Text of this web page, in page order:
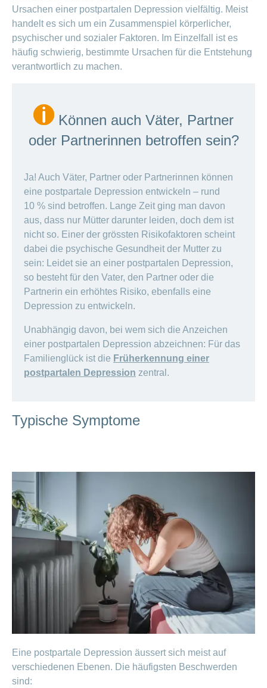
Ursachen einer postpartalen Depression vielfältig. Meist
handelt es sich um ein Zusammenspiel körperlicher,
psychischer und sozialer Faktoren. Im Einzelfall ist es
häufig schwierig, bestimmte Ursachen für die Entstehung
verantwortlich zu machen.
Können auch Väter, Partner
oder Partnerinnen betroffen sein?
Ja! Auch Väter, Partner oder Partnerinnen können
eine postpartale Depression entwickeln – rund
10 % sind betroffen. Lange Zeit ging man davon
aus, dass nur Mütter darunter leiden, doch dem ist
nicht so. Einer der grössten Risikofaktoren scheint
dabei die psychische Gesundheit der Mutter zu
sein: Leidet sie an einer postpartalen Depression,
so besteht für den Vater, den Partner oder die
Partnerin ein erhöhtes Risiko, ebenfalls eine
Depression zu entwickeln.
Unabhängig davon, bei wem sich die Anzeichen
einer postpartalen Depression abzeichnen: Für das
Familienglück ist die Früherkennung einer
postpartalen Depression zentral.
Typische Symptome
Eine postpartale Depression äussert sich meist auf
verschiedenen Ebenen. Die häufigsten Beschwerden
sind: